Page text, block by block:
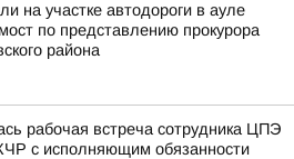
на участке автодороги в ауле
по представлению прокурора
района
рабочая встреча сотрудника ЦПЭ
с исполняющим обязанности